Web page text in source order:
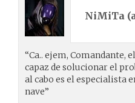
NiMiTa (
“Ca.. ejem, Comandante,
capaz de solucionar el
al cabo es el especialista
nave”